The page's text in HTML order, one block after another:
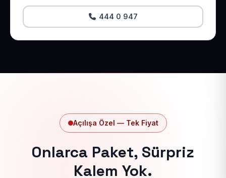
444 0 947
Açılışa Özel — Tek Fiyat
Onlarca Paket, Sürpriz
Kalem Yok.